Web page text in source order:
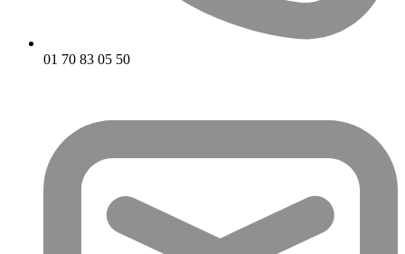
01 70 83 05 50